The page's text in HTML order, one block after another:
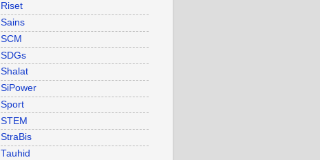
Riset
Sains
SCM
SDGs
Shalat
SiPower
Sport
STEM
StraBis
Tauhid